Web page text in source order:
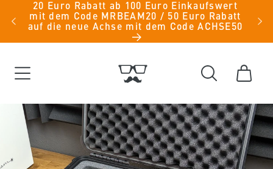
Direkt
zum
Inhalt
-
20 Euro Rabatt ab 100 Euro Einkaufswert
mit dem Code MRBEAM20 / 50 Euro Rabatt
auf die neue Achse mit dem Code ACHSE50
Warenkorb